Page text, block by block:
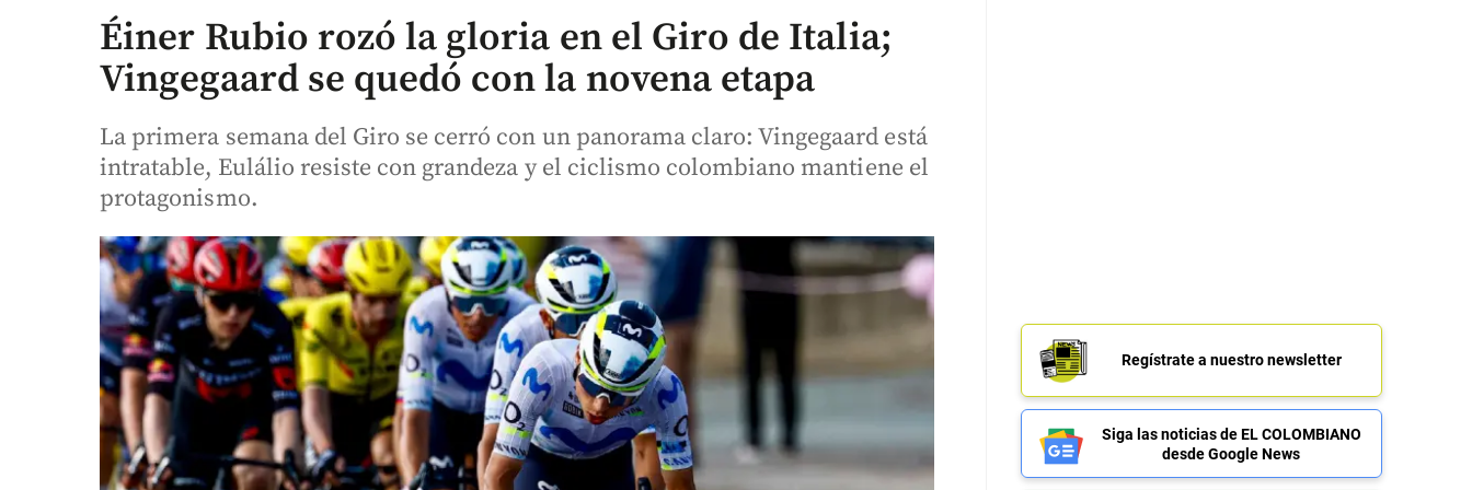
Éiner Rubio rozó la gloria en el Giro de Italia;
Vingegaard se quedó con la novena etapa
La primera semana del Giro se cerró con un panorama claro: Vingegaard está
intratable, Eulálio resiste con grandeza y el ciclismo colombiano mantiene el
protagonismo.
Regístrate a nuestro newsletter
Siga las noticias de EL COLOMBIANO
desde Google News